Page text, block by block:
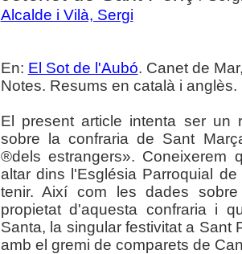
Alcalde i Vilà, Sergi
En: El Sot de l'Aubó. Canet de
Notes. Resums en català i anglès.
El present article intenta ser un
sobre la confraria de Sant
®dels estrangers». Coneixerem
altar dins l'Església Parroquial
tenir. Així com les dades
propietat d'aquesta confraria i
Santa, la singular festivitat a Sant
amb el gremi de comparets de